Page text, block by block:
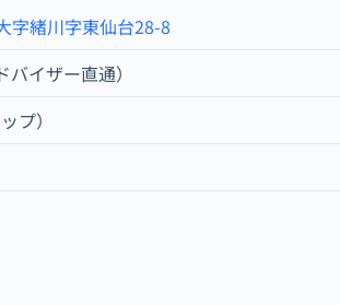
字緒川字東仙台28-8
イザー直通）
プ）